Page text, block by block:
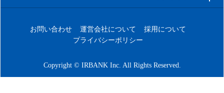
お問い合わせ 運営会社について
採用について
プライバシーポリシー
Copyright © IRBANK Inc. All Rights Reserved.